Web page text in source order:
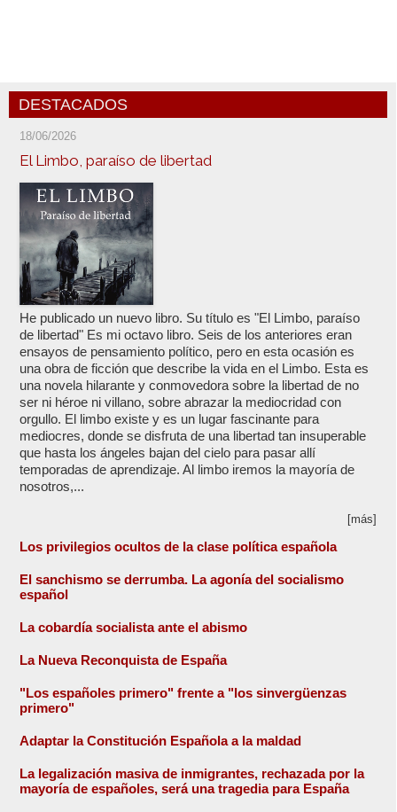
DESTACADOS
18/06/2026
El Limbo, paraíso de libertad
He publicado un nuevo libro. Su título es "El Limbo, paraíso
de libertad" Es mi octavo libro. Seis de los anteriores eran
ensayos de pensamiento político, pero en esta ocasión es
una obra de ficción que describe la vida en el Limbo. Esta es
una novela hilarante y conmovedora sobre la libertad de no
ser ni héroe ni villano, sobre abrazar la mediocridad con
orgullo. El limbo existe y es un lugar fascinante para
mediocres, donde se disfruta de una libertad tan insuperable
que hasta los ángeles bajan del cielo para pasar allí
temporadas de aprendizaje. Al limbo iremos la mayoría de
nosotros,...
[más]
Los privilegios ocultos de la clase política española
El sanchismo se derrumba. La agonía del socialismo
español
La cobardía socialista ante el abismo
La Nueva Reconquista de España
"Los españoles primero" frente a "los sinvergüenzas
primero"
Adaptar la Constitución Española a la maldad
La legalización masiva de inmigrantes, rechazada por la
mayoría de españoles, será una tragedia para España